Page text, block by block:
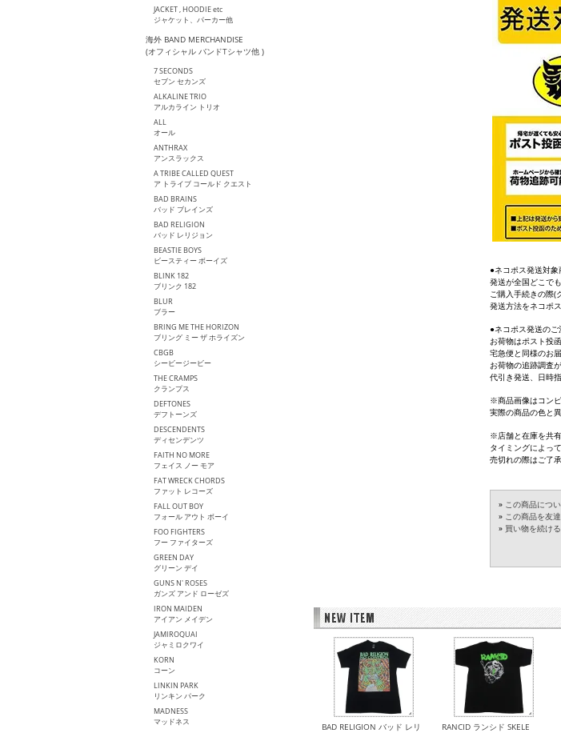
JACKET , HOODIE etc
ジャケット、パーカー他
海外 BAND MERCHANDISE
(オフィシャル バンドTシャツ他 )
7 SECONDS
セブン セカンズ
ALKALINE TRIO
アルカライン トリオ
ALL
オール
ANTHRAX
アンスラックス
A TRIBE CALLED QUEST
ア トライブ コールド クエスト
BAD BRAINS
バッド ブレインズ
BAD RELIGION
バッド レリジョン
BEASTIE BOYS
ビースティー ボーイズ
BLINK 182
ブリンク 182
BLUR
ブラー
BRING ME THE HORIZON
ブリング ミー ザ ホライズン
CBGB
シービージービー
THE CRAMPS
クランプス
DEFTONES
デフトーンズ
DESCENDENTS
ディセンデンツ
FAITH NO MORE
フェイス ノー モア
FAT WRECK CHORDS
ファット レコーズ
FALL OUT BOY
フォール アウト ボーイ
FOO FIGHTERS
フー ファイターズ
GREEN DAY
グリーン デイ
GUNS N' ROSES
ガンズ アンド ローゼズ
IRON MAIDEN
アイアン メイデン
JAMIROQUAI
ジャミロクワイ
KORN
コーン
LINKIN PARK
リンキン パーク
MADNESS
マッドネス
●ネコポス発送対象
発送が全国どこで
ご購入手続きの際(
発送方法をネコポ
●ネコポス発送のご
お荷物はポスト投
宅急便と同様のお
お荷物の追跡調査が
代引き発送、日時
※商品画像はコン
実際の商品の色と
※店舗と在庫を共有
タイミングによっ
売切れの際はご了承
» この商品につ
» この商品を友
» 買い物を続ける
BAD RELIGION バッド レリ
RANCID ランシド SKELE